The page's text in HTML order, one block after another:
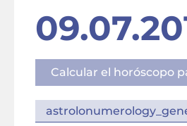
Calcular el horóscopo